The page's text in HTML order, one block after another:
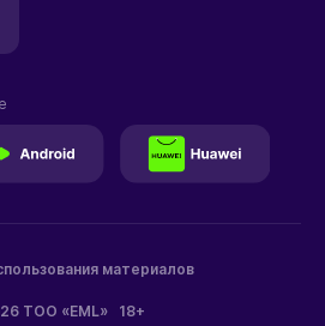
ТОО «EML» 18+
материалов